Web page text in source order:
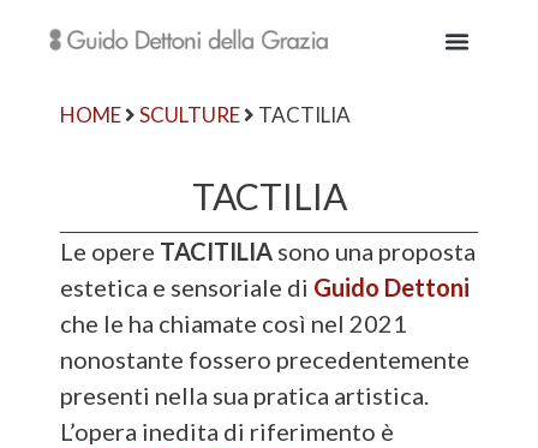
HOME SCULTURE TACTILIA
TACTILIA
Le opere TACITILIA sono una proposta
estetica e sensoriale di Guido Dettoni
che le ha chiamate così nel 2021
nonostante fossero precedentemente
presenti nella sua pratica artistica.
L’opera inedita di riferimento è